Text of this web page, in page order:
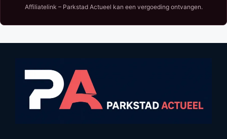
Affiliatelink – Parkstad Actueel kan een vergoeding ontvangen.